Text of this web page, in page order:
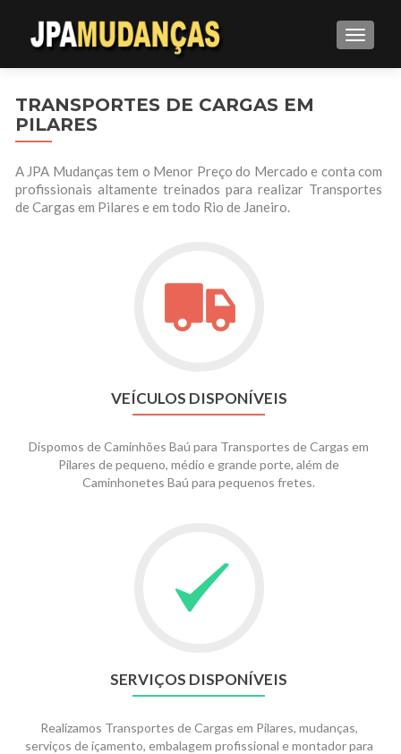
TRANSPORTES DE CARGAS EM
PILARES
A JPA Mudanças tem o Menor Preço do Mercado e conta com
profissionais altamente treinados para realizar Transportes
de Cargas em Pilares e em todo Rio de Janeiro.
VEÍCULOS DISPONÍVEIS
Dispomos de Caminhões Baú para Transportes de Cargas em
Pilares de pequeno, médio e grande porte, além de
Caminhonetes Baú para pequenos fretes.
SERVIÇOS DISPONÍVEIS
Realizamos Transportes de Cargas em Pilares, mudanças,
serviços de içamento, embalagem profissional e montador para